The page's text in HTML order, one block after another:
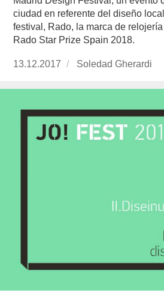
ciudad en referente del diseño
festival, Rado, la marca de
Rado Star Prize Spain 2018.
Publicado
13.12.2017
https://
Soledad Gherardi